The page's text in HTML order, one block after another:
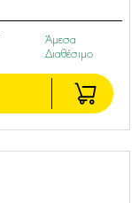
Άμεσα
Διαθέσιμο